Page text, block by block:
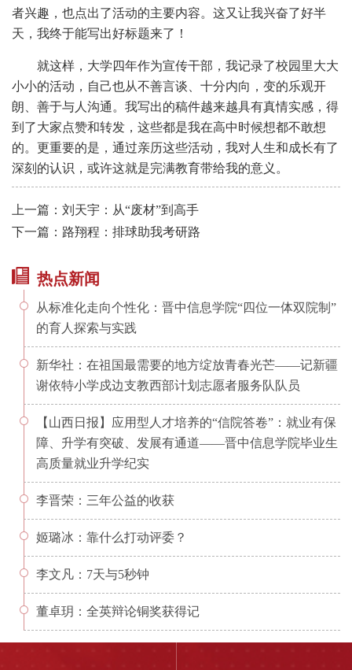
者兴趣，也点出了活动的主要内容。这又让我兴奋了好半
天，我终于能写出好标题来了！
就这样，大学四年作为宣传干部，我记录了校园里大大
小小的活动，自己也从不善言谈、十分内向，变的乐观开
朗、善于与人沟通。我写出的稿件越来越具有真情实感，得
到了大家点赞和转发，这些都是我在高中时候想都不敢想
的。更重要的是，通过亲历这些活动，我对人生和成长有了
深刻的认识，或许这就是完满教育带给我的意义。
上一篇：刘天宇：从“废材”到高手
下一篇：路翔程：排球助我考研路
热点新闻
从标准化走向个性化：晋中信息学院“四位一体双院制”
的育人探索与实践
新华社：在祖国最需要的地方绽放青春光芒——记新疆
谢依特小学戍边支教西部计划志愿者服务队队员
【山西日报】应用型人才培养的“信院答卷”：就业有保
障、升学有突破、发展有通道——晋中信息学院毕业生
高质量就业升学纪实
李晋荣：三年公益的收获
姬璐冰：靠什么打动评委？
李文凡：7天与5秒钟
董卓玥：全英辩论铜奖获得记